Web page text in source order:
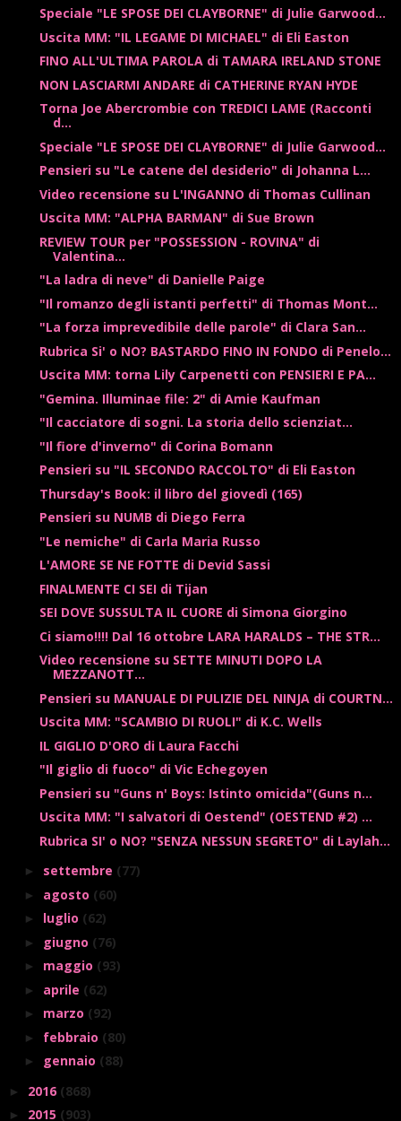
Speciale "LE SPOSE DEI CLAYBORNE" di Julie Garwood...
Uscita MM: "IL LEGAME DI MICHAEL" di Eli Easton
FINO ALL'ULTIMA PAROLA di TAMARA IRELAND STONE
NON LASCIARMI ANDARE di CATHERINE RYAN HYDE
Torna Joe Abercrombie con TREDICI LAME (Racconti
d...
Speciale "LE SPOSE DEI CLAYBORNE" di Julie Garwood...
Pensieri su "Le catene del desiderio" di Johanna L...
Video recensione su L'INGANNO di Thomas Cullinan
Uscita MM: "ALPHA BARMAN" di Sue Brown
REVIEW TOUR per "POSSESSION - ROVINA" di
Valentina...
"La ladra di neve" di Danielle Paige
"Il romanzo degli istanti perfetti" di Thomas Mont...
"La forza imprevedibile delle parole" di Clara San...
Rubrica Si' o NO? BASTARDO FINO IN FONDO di Penelo...
Uscita MM: torna Lily Carpenetti con PENSIERI E PA...
"Gemina. Illuminae file: 2" di Amie Kaufman
"Il cacciatore di sogni. La storia dello scienziat...
"Il fiore d'inverno" di Corina Bomann
Pensieri su "IL SECONDO RACCOLTO" di Eli Easton
Thursday's Book: il libro del giovedì (165)
Pensieri su NUMB di Diego Ferra
"Le nemiche" di Carla Maria Russo
L'AMORE SE NE FOTTE di Devid Sassi
FINALMENTE CI SEI di Tijan
SEI DOVE SUSSULTA IL CUORE di Simona Giorgino
Ci siamo!!!! Dal 16 ottobre LARA HARALDS – THE STR...
Video recensione su SETTE MINUTI DOPO LA
MEZZANOTT...
Pensieri su MANUALE DI PULIZIE DEL NINJA di COURTN...
Uscita MM: "SCAMBIO DI RUOLI" di K.C. Wells
IL GIGLIO D'ORO di Laura Facchi
"Il giglio di fuoco" di Vic Echegoyen
Pensieri su "Guns n' Boys: Istinto omicida"(Guns n...
Uscita MM: "I salvatori di Oestend" (OESTEND #2) ...
Rubrica SI' o NO? "SENZA NESSUN SEGRETO" di Laylah...
► settembre (77)
► agosto (60)
► luglio (62)
► giugno (76)
► maggio (93)
► aprile (62)
► marzo (92)
► febbraio (80)
► gennaio (88)
► 2016 (868)
► 2015 (903)